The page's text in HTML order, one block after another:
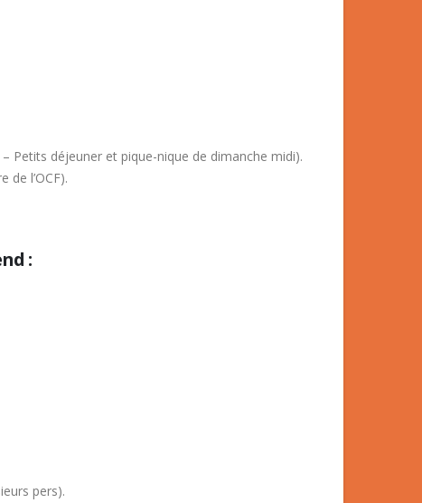
Petits déjeuner et pique-nique de dimanche midi).
de l’OCF).
:
pers).